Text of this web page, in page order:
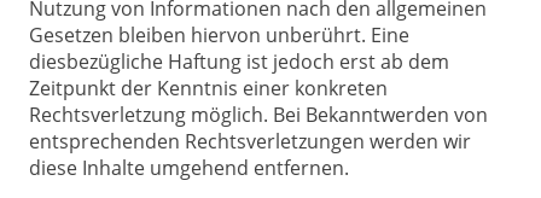
Nutzung von Informationen nach den allgemeinen
Gesetzen bleiben hiervon unberührt. Eine
diesbezügliche Haftung ist jedoch erst ab dem
Zeitpunkt der Kenntnis einer konkreten
Rechtsverletzung möglich. Bei Bekanntwerden von
entsprechenden Rechtsverletzungen werden wir
diese Inhalte umgehend entfernen.